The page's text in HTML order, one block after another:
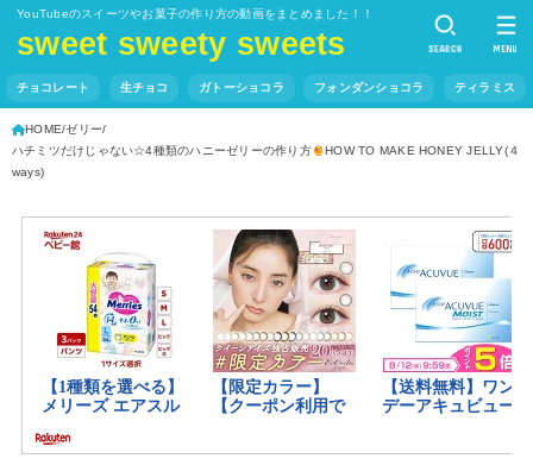
YouTubeのスイーツやお菓子の作り方の動画をまとめました！！
sweet sweety sweets
チョコレート 生チョコ ガトーショコラ フォンダンショコラ ティラミス
SEARCH MENU
HOME ゼリー
ハチミツだけじゃない☆4種類のハニーゼリーの作り方
HOW TO MAKE HONEY JELLY(４
ways)